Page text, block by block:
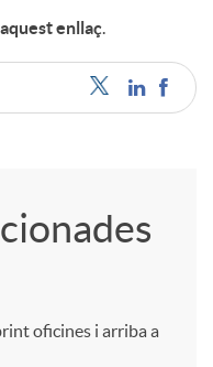
enllaç.
oficines i arriba a